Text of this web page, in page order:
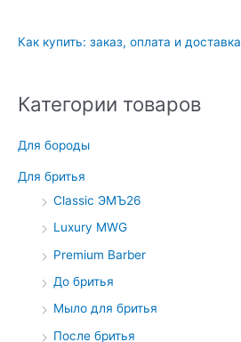
Как купить: заказ, оплата и доставка
Категории товаров
Для бороды
Для бритья
Classic ЭМЪ26
Luxury MWG
Premium Barber
До бритья
Мыло для бритья
После бритья